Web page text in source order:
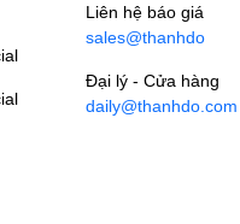
Liên hệ báo giá
sales@thanhdo
Đại lý - Cửa hàng
daily@thanhdo.com